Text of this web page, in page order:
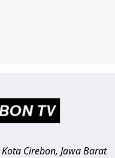
Kota Cirebon, Jawa Barat